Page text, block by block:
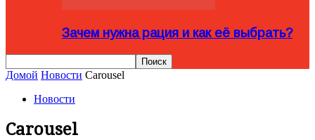
Зачем нужна рация и как её выбрать?
Домой Новости Carousel
Новости
Carousel